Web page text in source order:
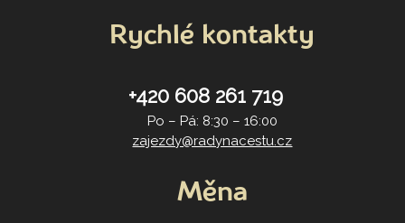
Rychlé kontakty
+420 608 261 719
Po – Pá: 8:30 – 16:00
zajezdy@radynacestu.cz
Měna